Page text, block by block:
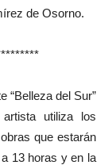
de Osorno.
“Belleza del Sur”
utiliza los
que estarán
13 horas y en la